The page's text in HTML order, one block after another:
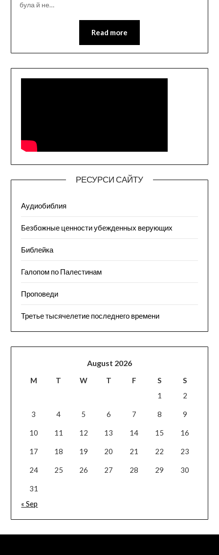
була й не…
Read more
РЕСУРСИ САЙТУ
Аудиобиблия
Безбожные ценности убежденных верующих
Библейка
Галопом по Палестинам
Проповеди
Третье тысячелетие последнего времени
August 2026
M T W T F S
S
1
2
3 4 5 6 7 8 9
10 11 12 13 14 15 16
17 18 19 20 21 22 23
24 25 26 27 28 29 30
31
« Sep